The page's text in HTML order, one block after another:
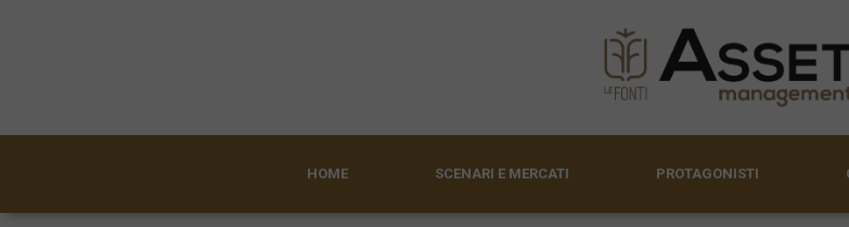
HOME SCENARI E MERCATI PROTAGONISTI